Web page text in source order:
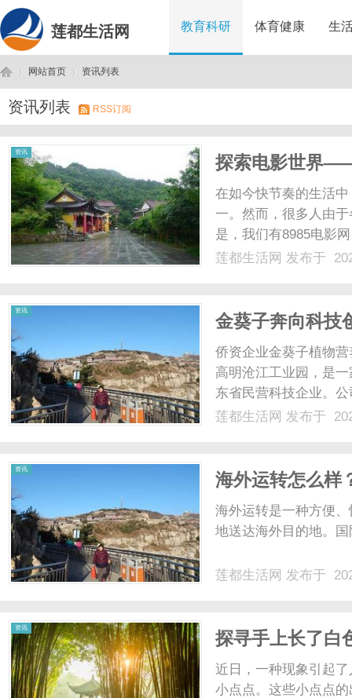
莲都生活网 教育科研 体育健康 生
莲 ›
网站首页
›
资讯列表
资讯列表 RSS订阅
资讯
探索电影世界
在如今快节奏的生活
一。然而，很多人由
是，我们有8985电影
影网是一个充满魅力
莲都生活网 发布于
资讯
金葵子奔向科技
侨资企业金葵子植物
高明沧江工业园，是
东省民营科技企业。
秀民营科技企业家，
莲都生活网 发布于
资讯
海外运转怎么样
海外运转是一种方便
地送达海外目的地。
莲都生活网 发布于
资讯
探寻手上长了白
近日，一种现象引起
小点点。这些小点点